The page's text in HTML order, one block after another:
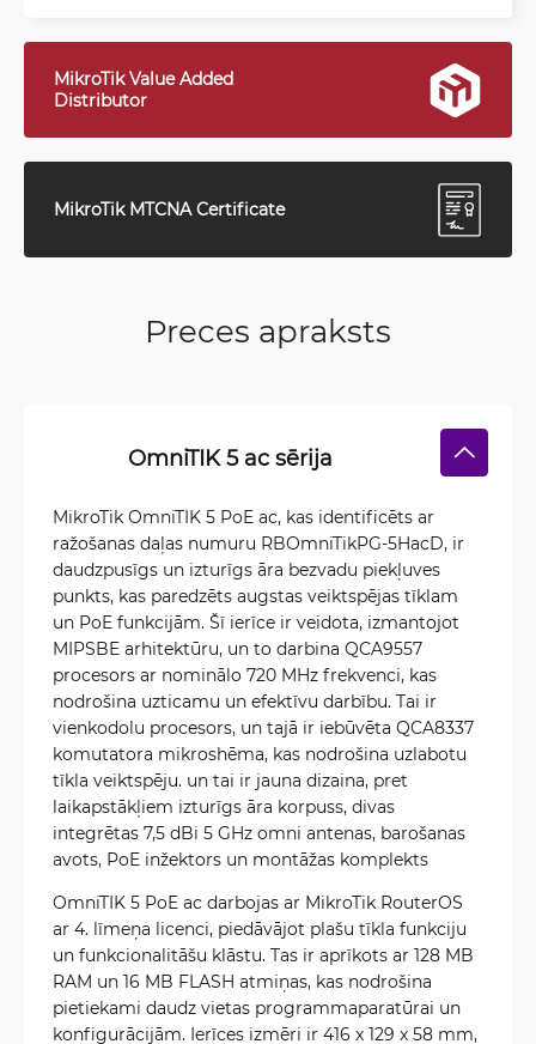
MikroTik Value Added
Distributor
MikroTik MTCNA Certificate
Preces apraksts
OmniTIK 5 ac sērija
MikroTik OmniTIK 5 PoE ac, kas identificēts ar
ražošanas daļas numuru RBOmniTikPG-5HacD, ir
daudzpusīgs un izturīgs āra bezvadu piekļuves
punkts, kas paredzēts augstas veiktspējas tīklam
un PoE funkcijām. Šī ierīce ir veidota, izmantojot
MIPSBE arhitektūru, un to darbina QCA9557
procesors ar nominālo 720 MHz frekvenci, kas
nodrošina uzticamu un efektīvu darbību. Tai ir
vienkodolu procesors, un tajā ir iebūvēta QCA8337
komutatora mikroshēma, kas nodrošina uzlabotu
tīkla veiktspēju. un tai ir jauna dizaina, pret
laikapstākļiem izturīgs āra korpuss, divas
integrētas 7,5 dBi 5 GHz omni antenas, barošanas
avots, PoE inžektors un montāžas komplekts
OmniTIK 5 PoE ac darbojas ar MikroTik RouterOS
ar 4. līmeņa licenci, piedāvājot plašu tīkla funkciju
un funkcionalitāšu klāstu. Tas ir aprīkots ar 128 MB
RAM un 16 MB FLASH atmiņas, kas nodrošina
pietiekami daudz vietas programmaparatūrai un
konfigurācijām. Ierīces izmēri ir 416 x 129 x 58 mm,